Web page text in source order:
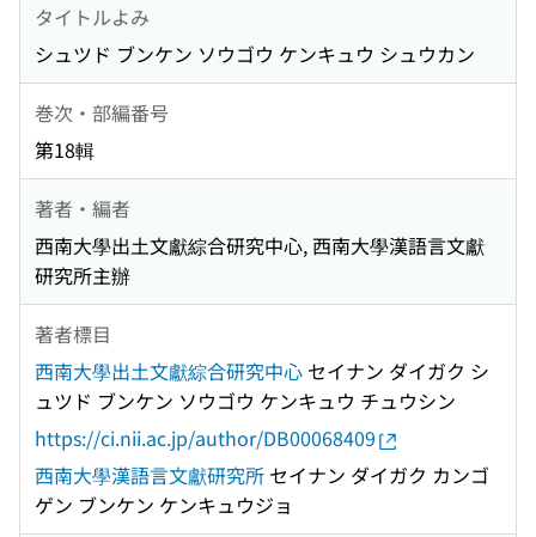
タイトルよみ
シュツド ブンケン ソウゴウ ケンキュウ シュウカン
巻次・部編番号
第18輯
著者・編者
西南大學出土文獻綜合研究中心, 西南大學漢語言文獻
研究所主辦
著者標目
西南大學出土文獻綜合研究中心 セイナン ダイガク シ
ュツド ブンケン ソウゴウ ケンキュウ チュウシン
https://ci.nii.ac.jp/author/DB00068409
西南大學漢語言文獻研究所 セイナン ダイガク カンゴ
ゲン ブンケン ケンキュウジョ